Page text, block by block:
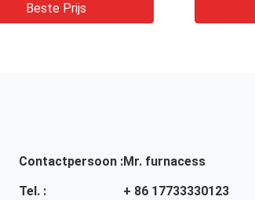
Beste Prijs
Contactpersoon :Mr. furnacess
Tel. :
+ 86 17733330123